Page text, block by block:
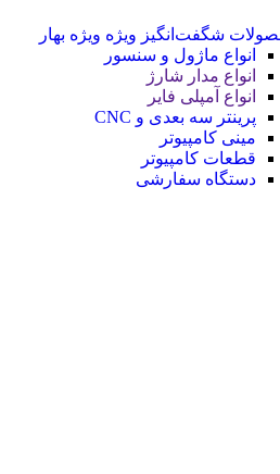
شگفت‌انگیز ویژه ویژه بهار
انواع ماژول و سنسور
انواع مدار شارژ
انواع آمپلی فایر
پرینتر سه بعدی و CNC
مینی کامپیوتر
قطعات کامپیوتر
دستگاه سفارشی